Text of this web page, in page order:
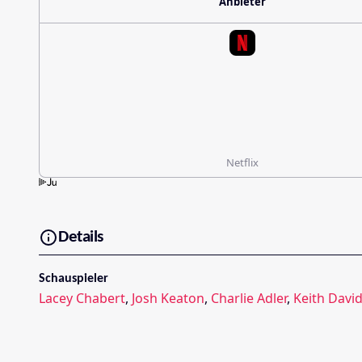
Netflix
Details
Schauspieler
Lacey Chabert, Josh Keaton, Charlie Adler, Keith David